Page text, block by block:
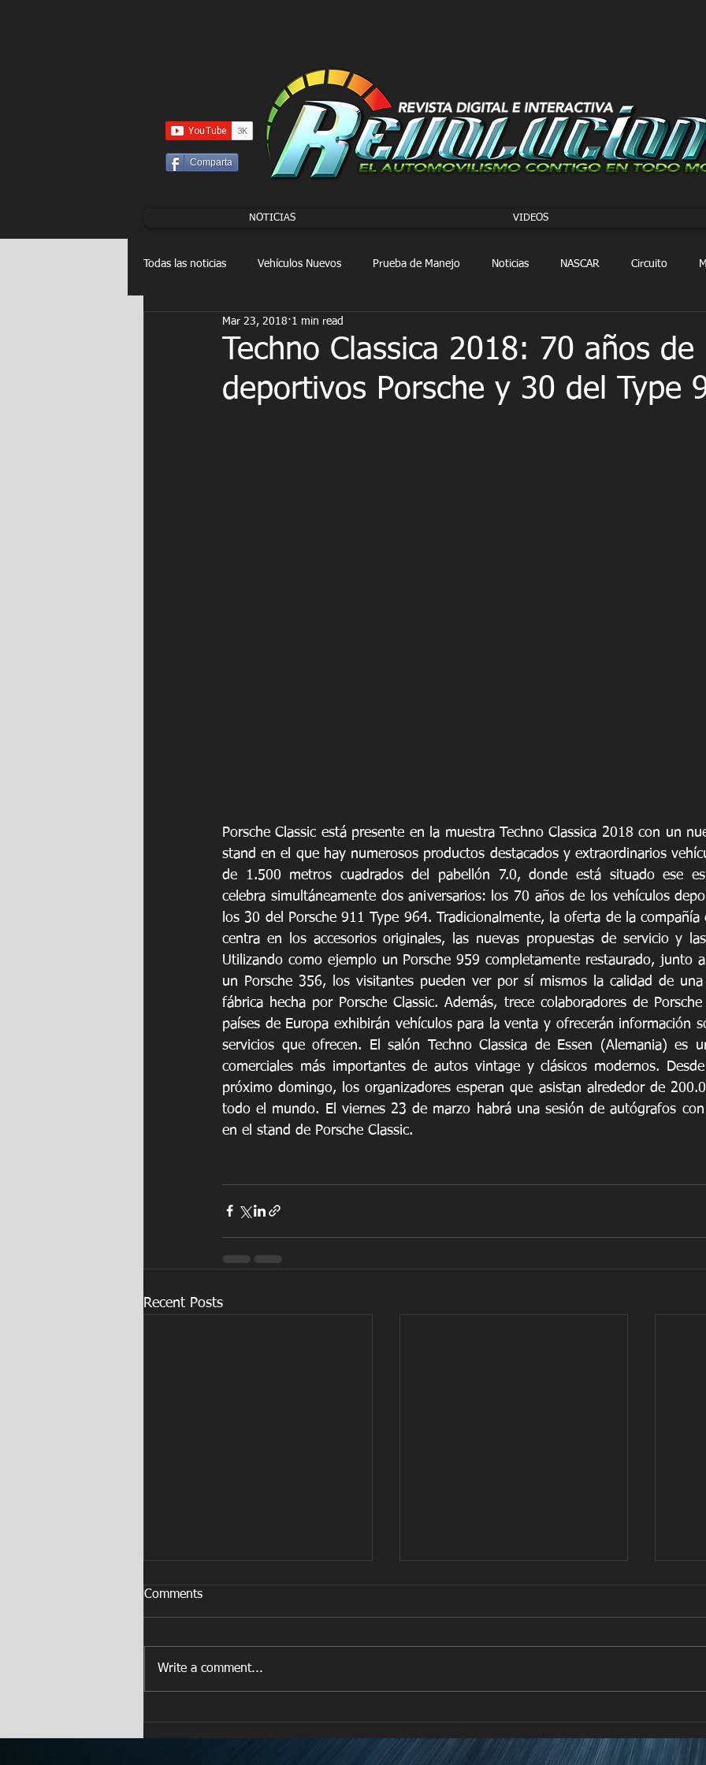
Comparta
NOTICIAS VIDEOS
Todas las noticias Vehículos Nuevos Prueba de Manejo Noticias NASCAR Circuito
Drag Racing FORMULA E
Techno Classica 2018: 70 años de
deportivos Porsche y 30 del Type
Mar 23, 2018 1 min read
Porsche Classic está presente en la muestra Techno Classica 2018 con un
stand en el que hay numerosos productos destacados y extraordinarios
de 1.500 metros cuadrados del pabellón 7.0, donde está situado ese
celebra simultáneamente dos aniversarios: los 70 años de los vehículos
los 30 del Porsche 911 Type 964. Tradicionalmente, la oferta de la compañía
centra en los accesorios originales, las nuevas propuestas de servicio y
Utilizando como ejemplo un Porsche 959 completamente restaurado, junto
un Porsche 356, los visitantes pueden ver por sí mismos la calidad de una
fábrica hecha por Porsche Classic. Además, trece colaboradores de
países de Europa exhibirán vehículos para la venta y ofrecerán información
servicios que ofrecen. El salón Techno Classica de Essen (Alemania) es
comerciales más importantes de autos vintage y clásicos modernos.
próximo domingo, los organizadores esperan que asistan alrededor de
todo el mundo. El viernes 23 de marzo habrá una sesión de autógrafos
en el stand de Porsche Classic.
Recent Posts
certificados FORD BLUE
Comments
Write a comment...